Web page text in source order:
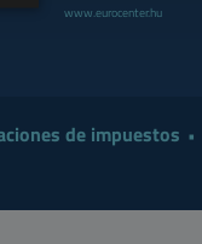
www.eurocenter.hu
de impuestos